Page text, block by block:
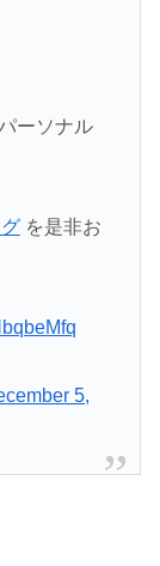
ーソナル
を是非お
5,